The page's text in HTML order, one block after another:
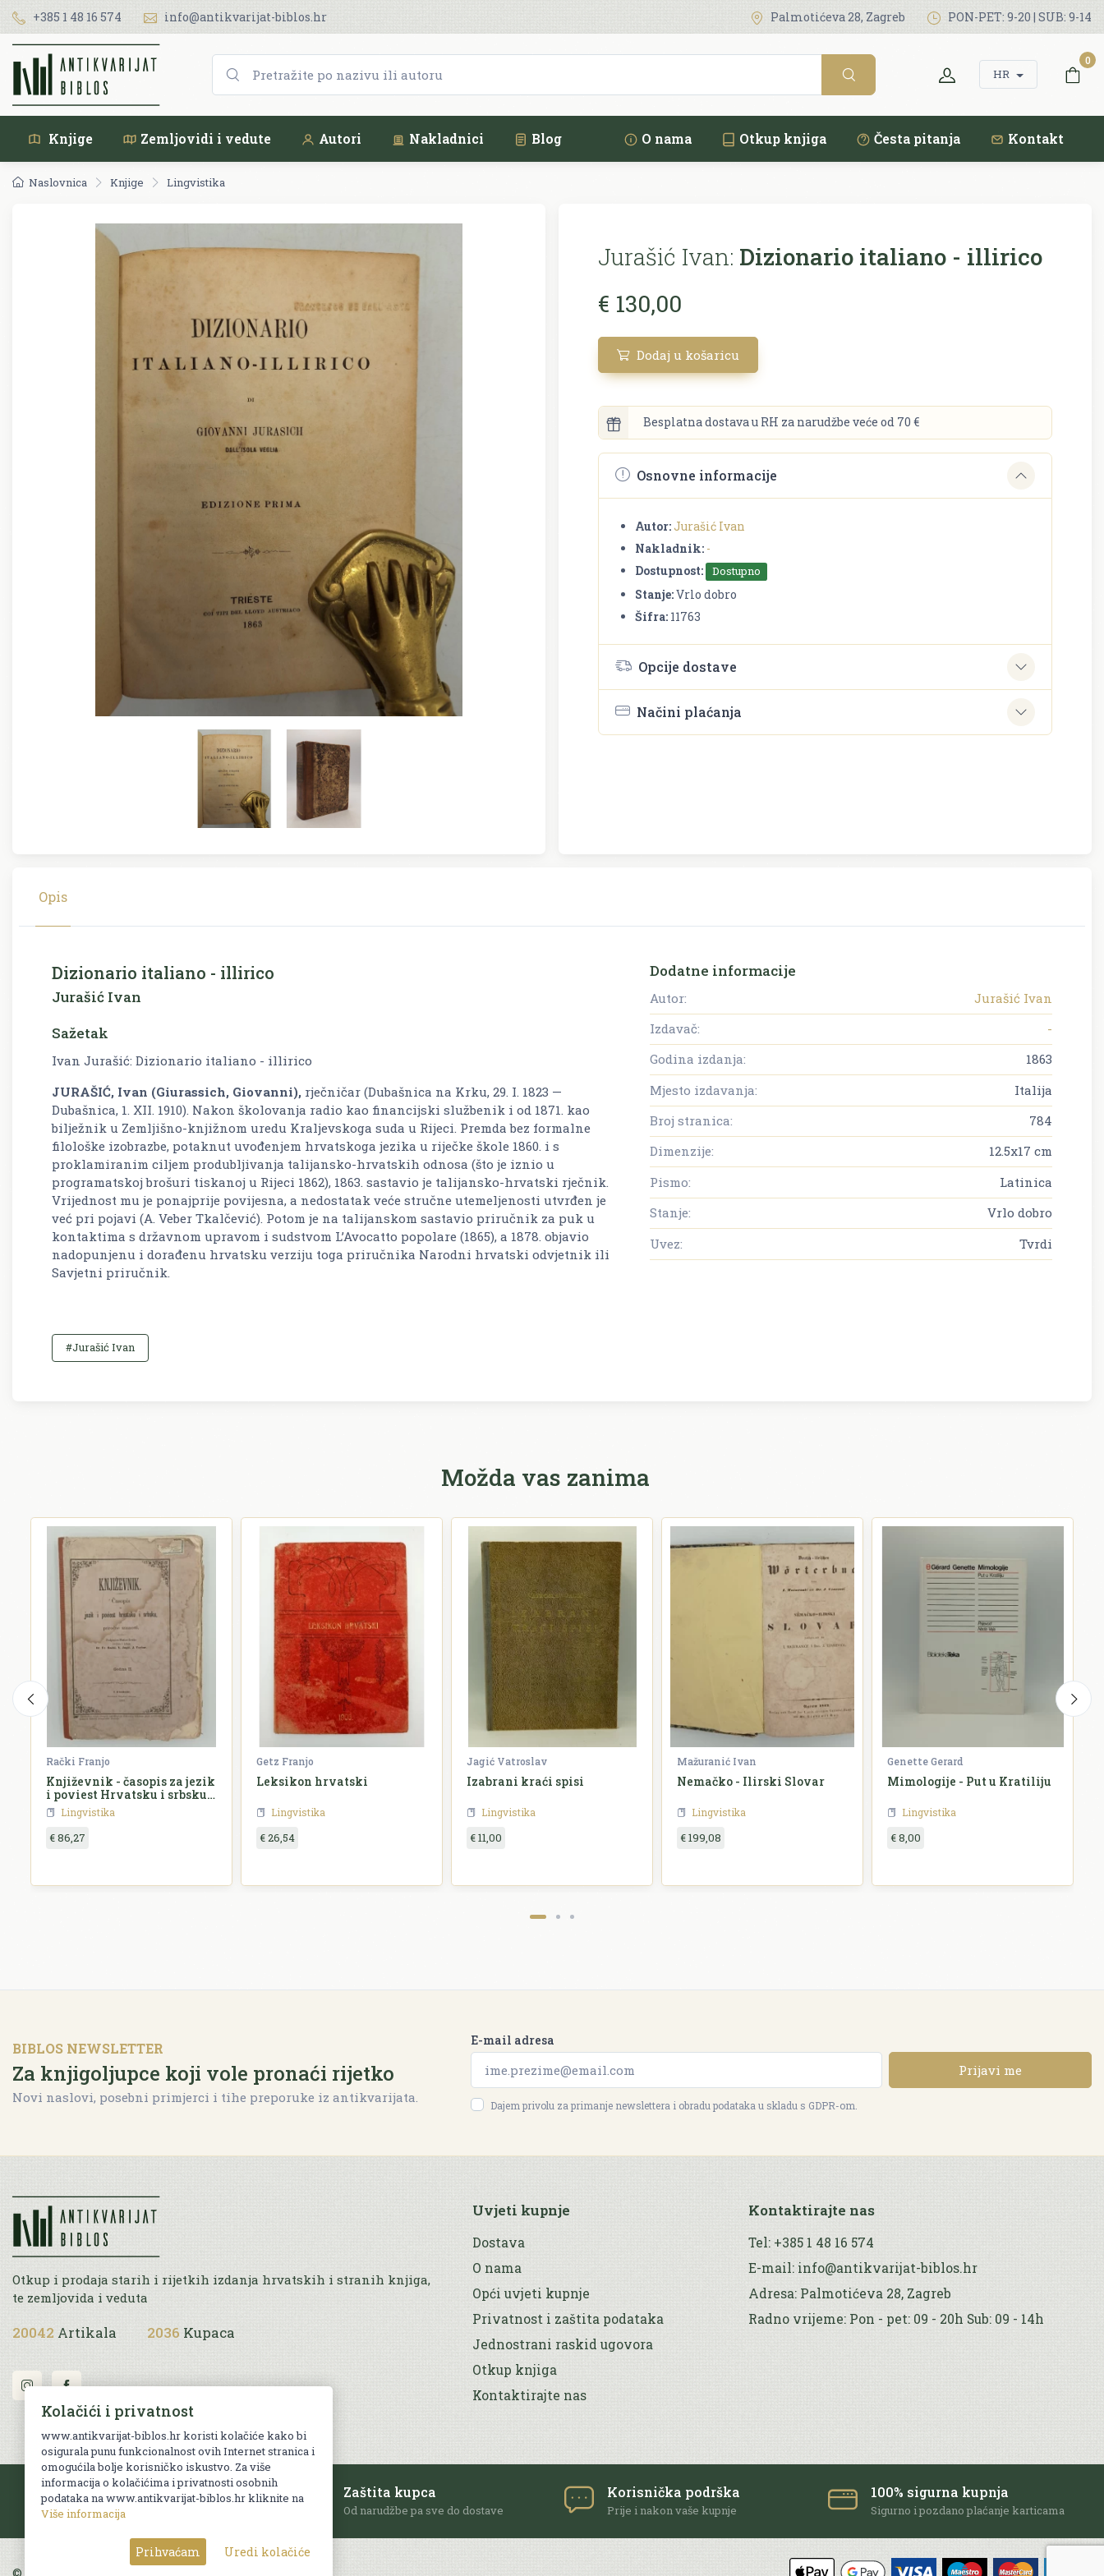
+385 1 48 16 574 info@antikvarijat-biblos.hr Palmotićeva 28, Zagreb PON-PET: 9-20 | SUB: 9-14
HR
0
Knjige Zemljovidi i vedute Autori Nakladnici Blog O nama Otkup knjiga Česta pitanja Kontakt
Naslovnica Knjige Lingvistika
Jurašić Ivan: Dizionario italiano - illirico
€ 130,00
Dodaj u košaricu
Besplatna dostava u RH za narudžbe veće od 70 €
Osnovne informacije
Autor:Jurašić Ivan
Nakladnik: -
Dostupnost:
Dostupno
Stanje:Vrlo dobro
Šifra: 11763
Opcije dostave
Načini plaćanja
Opis
Dizionario italiano - illirico
Jurašić Ivan
Sažetak
Ivan Jurašić: Dizionario italiano - illirico
JURAŠIĆ, Ivan (Giurassich, Giovanni), rječničar (Dubašnica na Krku, 29. I. 1823 —
Dubašnica, 1. XII. 1910). Nakon školovanja radio kao financijski službenik i od 1871. kao
bilježnik u Zemljišno-knjižnom uredu Kraljevskoga suda u Rijeci. Premda bez formalne
filološke izobrazbe, potaknut uvođenjem hrvatskoga jezika u riječke škole 1860. i s
proklamiranim ciljem produbljivanja talijansko-hrvatskih odnosa (što je iznio u
programatskoj brošuri tiskanoj u Rijeci 1862), 1863. sastavio je talijansko-hrvatski rječnik.
Vrijednost mu je ponajprije povijesna, a nedostatak veće stručne utemeljenosti utvrđen je
već pri pojavi (A. Veber Tkalčević). Potom je na talijanskom sastavio priručnik za puk u
kontaktima s državnom upravom i sudstvom L’Avocatto popolare (1865), a 1878. objavio
nadopunjenu i dorađenu hrvatsku verziju toga priručnika Narodni hrvatski odvjetnik ili
Savjetni priručnik.
#Jurašić Ivan
Dodatne informacije
Autor:
Jurašić Ivan
Izdavač:
-
Godina izdanja:
1863
Mjesto izdavanja:
Italija
Broj stranica:
784
Dimenzije:
12.5x17 cm
Pismo:
Latinica
Stanje:
Vrlo dobro
Uvez:
Tvrdi
Možda vas zanima
Rački Franjo
Književnik - časopis za jezik
i poviest Hrvatsku i srbsku, i
prirodne znanosti
Lingvistika
€ 86,27
Getz Franjo
Leksikon hrvatski
Lingvistika
€ 26,54
Jagić Vatroslav
Izabrani kraći spisi
Lingvistika
€ 11,00
Mažuranić Ivan
Nemačko - Ilirski Slovar
Lingvistika
€ 199,08
Genette Gerard
Mimologije - Put u Kratiliju
Lingvistika
€ 8,00
BIBLOS NEWSLETTER
Za knjigoljupce koji vole pronaći rijetko
Novi naslovi, posebni primjerci i tihe preporuke iz antikvarijata.
E-mail adresa
Prijavi me
Dajem privolu za primanje newslettera i obradu podataka u skladu s GDPR-om.
Otkup i prodaja starih i rijetkih izdanja hrvatskih i stranih knjiga,
te zemljovida i veduta
20042 Artikala 2036 Kupaca
Uvjeti kupnje
Dostava
O nama
Opći uvjeti kupnje
Privatnost i zaštita podataka
Jednostrani raskid ugovora
Otkup knjiga
Kontaktirajte nas
Kontaktirajte nas
Tel: +385 1 48 16 574
E-mail: info@antikvarijat-biblos.hr
Adresa: Palmotićeva 28, Zagreb
Radno vrijeme: Pon - pet: 09 - 20h Sub: 09 - 14h
Besplatna dostava
Za sve narudžbe u RH iznad 70 EUR.
Zaštita kupca
Od narudžbe pa sve do dostave
Korisnička podrška
Prije i nakon vaše kupnje
100% sigurna kupnja
Sigurno i pozdano plaćanje karticama
Kolačići i privatnost
www.antikvarijat-biblos.hr koristi kolačiće kako bi
osigurala punu funkcionalnost ovih Internet stranica i
omogućila bolje korisničko iskustvo. Za više
informacija o kolačićima i privatnosti osobnih
podataka na www.antikvarijat-biblos.hr kliknite na
Više informacija
Prihvaćam Uredi kolačiće